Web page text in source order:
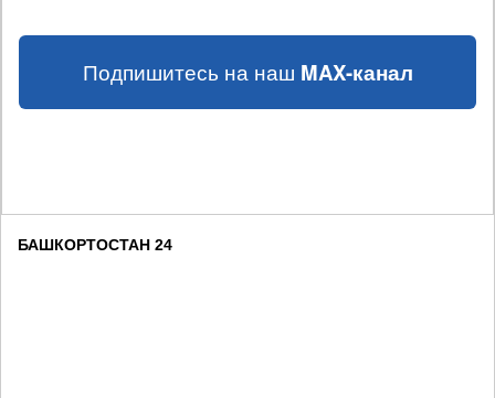
Подпишитесь на наш MAX-канал
БАШКОРТОСТАН 24